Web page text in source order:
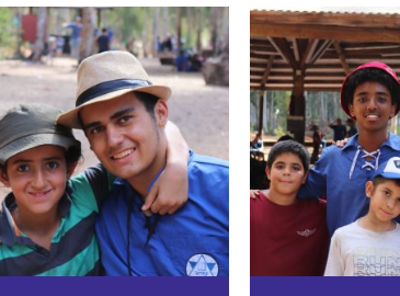
והתקשורת
שגורמת לאנשים לחשוב שסוף העולם מתקרב. רק לפני 60 שנה
מטרת הפעולה: החניך יכיר
במשמעות החורבן ויחסר את
המקדש ויפעל לבניית בית
המקדש מבנה הפעולה:
הבנת חשיבות ומרכזיות
ירושלים הר הבית כמקשר...
קרא עוד